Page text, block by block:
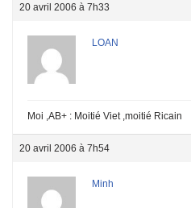
20 avril 2006 à 7h33
LOAN
Moi ,AB+ : Moitié Viet ,moitié Ricain
20 avril 2006 à 7h54
Minh